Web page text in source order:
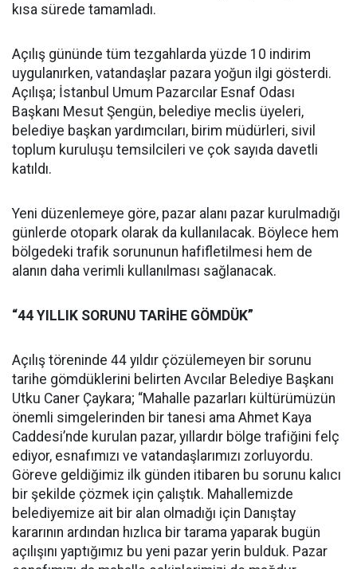
kısa sürede tamamladı.
Açılış gününde tüm tezgahlarda yüzde 10 indirim
uygulanırken, vatandaşlar pazara yoğun ilgi gösterdi.
Açılışa; İstanbul Umum Pazarcılar Esnaf Odası
Başkanı Mesut Şengün, belediye meclis üyeleri,
belediye başkan yardımcıları, birim müdürleri, sivil
toplum kuruluşu temsilcileri ve çok sayıda davetli
katıldı.
Yeni düzenlemeye göre, pazar alanı pazar kurulmadığı
günlerde otopark olarak da kullanılacak. Böylece hem
bölgedeki trafik sorununun hafifletilmesi hem de
alanın daha verimli kullanılması sağlanacak.
“44 YILLIK SORUNU TARİHE GÖMDÜK”
Açılış töreninde 44 yıldır çözülemeyen bir sorunu
tarihe gömdüklerini belirten Avcılar Belediye Başkanı
Utku Caner Çaykara; “Mahalle pazarları kültürümüzün
önemli simgelerinden bir tanesi ama Ahmet Kaya
Caddesi’nde kurulan pazar, yıllardır bölge trafiğini felç
ediyor, esnafımızı ve vatandaşlarımızı zorluyordu.
Göreve geldiğimiz ilk günden itibaren bu sorunu kalıcı
bir şekilde çözmek için çalıştık. Mahallemizde
belediyemize ait bir alan olmadığı için Danıştay
kararının ardından hızlıca bir tarama yaparak bugün
açılışını yaptığımız bu yeni pazar yerin bulduk. Pazar